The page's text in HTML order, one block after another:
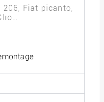
206, Fiat picanto,